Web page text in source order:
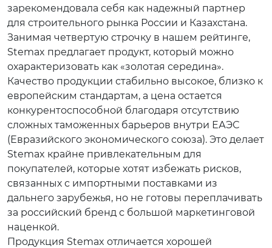
зарекомендовала себя как надежный партнер
для строительного рынка России и Казахстана.
Занимая четвертую строчку в нашем рейтинге,
Stemax предлагает продукт, который можно
охарактеризовать как «золотая середина».
Качество продукции стабильно высокое, близко к
европейским стандартам, а цена остается
конкурентоспособной благодаря отсутствию
сложных таможенных барьеров внутри ЕАЭС
(Евразийского экономического союза). Это делает
Stemax крайне привлекательным для
покупателей, которые хотят избежать рисков,
связанных с импортными поставками из
дальнего зарубежья, но не готовы переплачивать
за российский бренд с большой маркетинговой
наценкой.
Продукция Stemax отличается хорошей